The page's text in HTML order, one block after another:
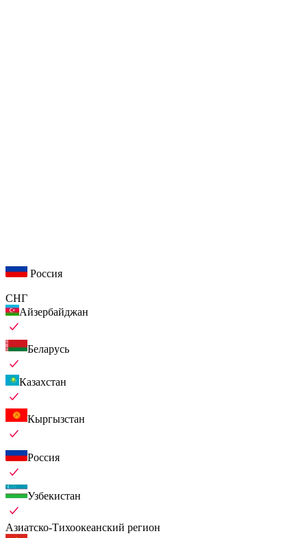
Россия
СНГ
Айзербайджан
Беларусь
Казахстан
Кыргызстан
Россия
Узбекистан
Азиатско-Тихоокеанский регион